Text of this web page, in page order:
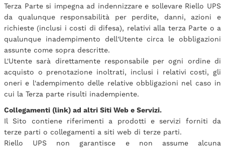
Terza Parte si impegna ad indennizzare e sollevare Riello UPS
da qualunque responsabilità per perdite, danni, azioni e
richieste (inclusi i costi di difesa), relativi alla terza Parte o a
qualunque inadempimento dell'Utente circa le obbligazioni
assunte come sopra descritte.
L'Utente sarà direttamente responsabile per ogni ordine di
acquisto o prenotazione inoltrati, inclusi i relativi costi, gli
oneri e l'adempimento delle relative obbligazioni nel caso in
cui la Terza parte risulti inadempiente.
Collegamenti (link) ad altri Siti Web e Servizi.
Il Sito contiene riferimenti a prodotti e servizi forniti da
terze parti o collegamenti a siti web di terze parti.
Riello UPS non garantisce e non assume alcuna